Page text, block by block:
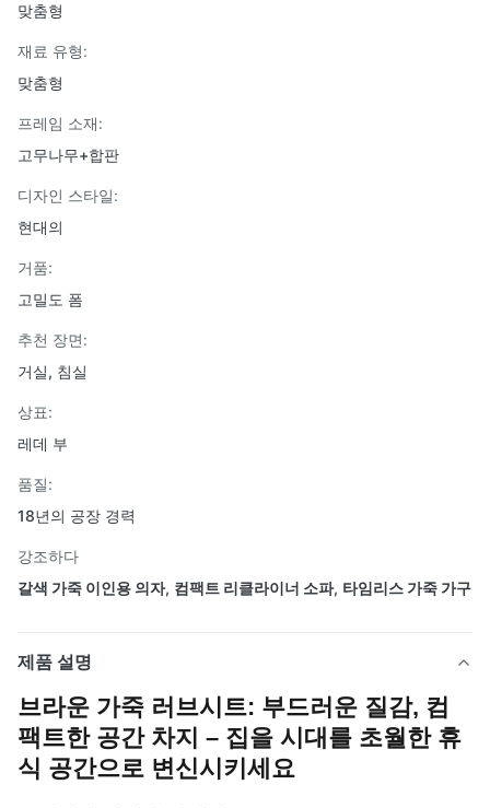
맞춤형
재료 유형:
맞춤형
프레임 소재:
고무나무+합판
디자인 스타일:
현대의
거품:
고밀도 폼
추천 장면:
거실, 침실
상표:
레데 부
품질:
18년의 공장 경력
강조하다
갈색 가죽 이인용 의자, 컴팩트 리클라이너 소파, 타임리스 가죽 가구
제품 설명
브라운 가죽 러브시트: 부드러운 질감, 컴
팩트한 공간 차지 – 집을 시대를 초월한 휴
식 공간으로 변신시키세요